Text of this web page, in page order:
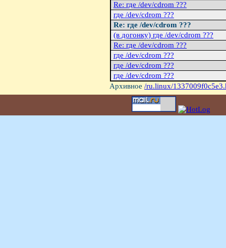
Re: где /dev/cdrom ???
где /dev/cdrom ???
Re: где /dev/cdrom ???
(в догонкy) где /dev/cdrom ???
Re: где /dev/cdrom ???
где /dev/cdrom ???
где /dev/cdrom ???
где /dev/cdrom ???
Архивное /ru.linux/